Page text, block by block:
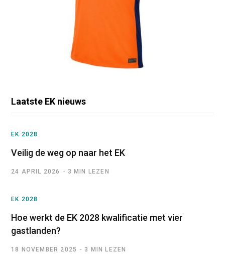
Laatste EK nieuws
EK 2028
Veilig de weg op naar het EK
24 APRIL 2026 3 MIN LEZEN
EK 2028
Hoe werkt de EK 2028 kwalificatie met vier
gastlanden?
18 NOVEMBER 2025 3 MIN LEZEN